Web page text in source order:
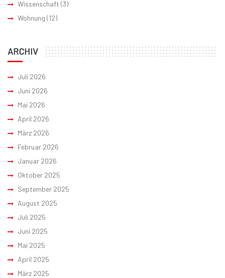
Wissenschaft (3)
Wohnung (12)
ARCHIV
Juli 2026
Juni 2026
Mai 2026
April 2026
März 2026
Februar 2026
Januar 2026
Oktober 2025
September 2025
August 2025
Juli 2025
Juni 2025
Mai 2025
April 2025
März 2025